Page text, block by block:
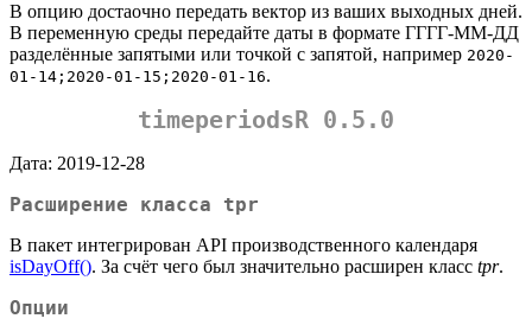
В опцию достаочно передать вектор из ваших выходных дней.
В переменную среды передайте даты в формате ГГГГ-ММ-ДД
разделённые запятыми или точкой с запятой, например 2020-
01-14;2020-01-15;2020-01-16.
timeperiodsR 0.5.0
Дата: 2019-12-28
Расширение класса tpr
В пакет интегрирован API производственного календаря
isDayOff(). За счёт чего был значительно расширен класс tpr.
Опции